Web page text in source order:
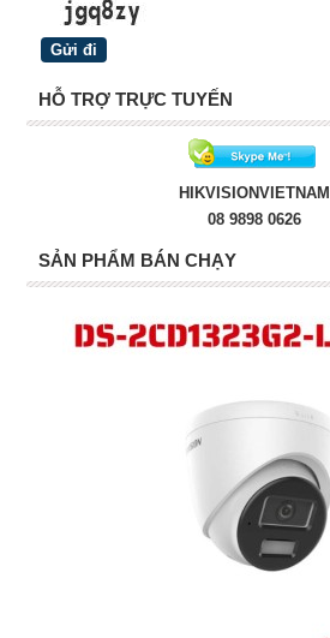
HỖ TRỢ TRỰC TUYẾN
HIKVISIONVIETNAM
08 9898 0626
SẢN PHẨM BÁN CHẠY